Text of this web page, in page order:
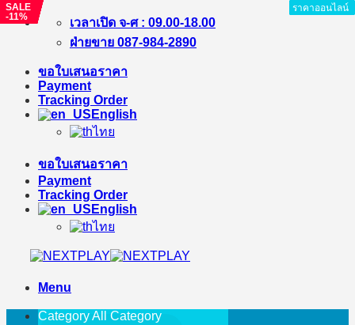
Skip
เวลาเปิด จ-ศ : 09.00-18.00
ฝ่ายขาย 087-984-2890
ขอใบเสนอราคา
Payment
Tracking Order
English
ไทย
ขอใบเสนอราคา
Payment
Tracking Order
English
ไทย
Menu
Search
Category All Category
ราคาออนไลน์
SALE
-17%
ราคาออนไลน์
SALE
-11%
ราคาออนไลน์
SALE
-20%
ราคาออนไลน์
SALE
-9%
ราคาออนไลน์
SALE
-9%
ราคาออนไลน์
ราคาออนไลน์
SALE
-27%
ราคาออนไลน์
SALE
-11%